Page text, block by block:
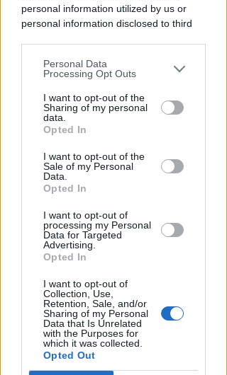
personal information utilized by us or
personal information disclosed to third
You may separately opt-out of the further
disclosure of your personal information
by third parties on the IAB’s list of
downstream participants.
by us to third parties on the IAB’s List of
Downstream Participants that may
further disclose it to other third parties.
Personal Data
Processing Opt Outs
I want to opt-out of the
Sharing of my personal
data.
Opted In
I want to opt-out of the
Sale of my Personal
Data.
Opted In
I want to opt-out of
processing my Personal
Data for Targeted
Advertising.
Opted In
I want to opt-out of
Collection, Use,
Retention, Sale, and/or
Sharing of my Personal
Data that Is Unrelated
with the Purposes for
which it was collected.
Opted Out
RITARDI
Sbatte contro il muso del treno,
al Bufalini
Redazione